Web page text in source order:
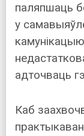
паляпшаць
у
адточваць
Каб